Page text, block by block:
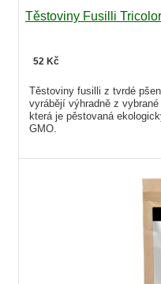
Těstoviny Fusilli
52 Kč
Těstoviny fusilli z tvrdé
vyrábějí výhradně z
která je pěstovaná
GMO.